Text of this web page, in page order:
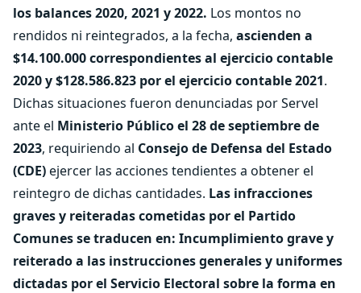
los balances 2020, 2021 y 2022. Los montos no
rendidos ni reintegrados, a la fecha, ascienden a
$14.100.000 correspondientes al ejercicio contable
2020 y $128.586.823 por el ejercicio contable 2021.
Dichas situaciones fueron denunciadas por Servel
ante el Ministerio Público el 28 de septiembre de
2023, requiriendo al Consejo de Defensa del Estado
(CDE)ejercer las acciones tendientes a obtener el
reintegro de dichas cantidades. Las infracciones
graves y reiteradas cometidas por el Partido
Comunes se traducen en: Incumplimiento grave y
reiterado a las instrucciones generales y uniformes
dictadas por el Servicio Electoral sobre la forma en